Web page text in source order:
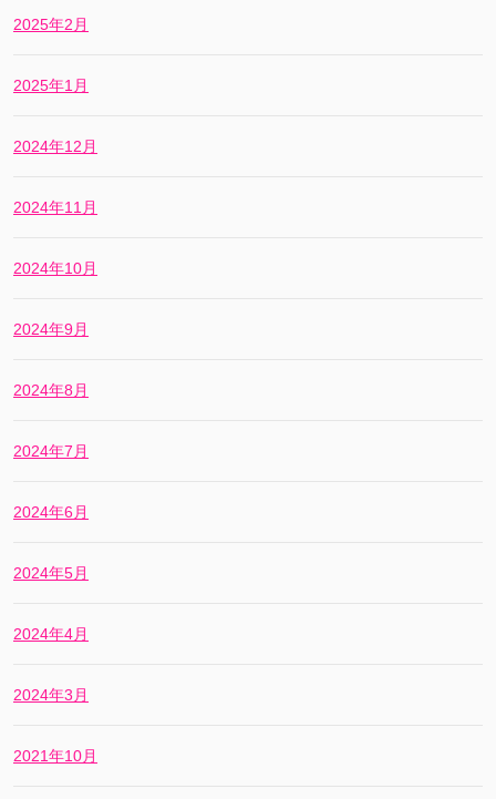
2025年2月
2025年1月
2024年12月
2024年11月
2024年10月
2024年9月
2024年8月
2024年7月
2024年6月
2024年5月
2024年4月
2024年3月
2021年10月